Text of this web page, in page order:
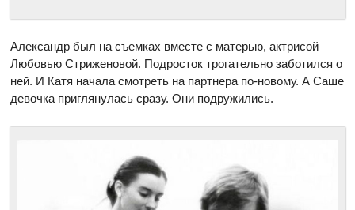
Александр был на съемках вместе с матерью, актрисой
Любовью Стриженовой. Подросток трогательно заботился о
ней. И Катя начала смотреть на партнера по-новому. А Саше
девочка приглянулась сразу. Они подружились.